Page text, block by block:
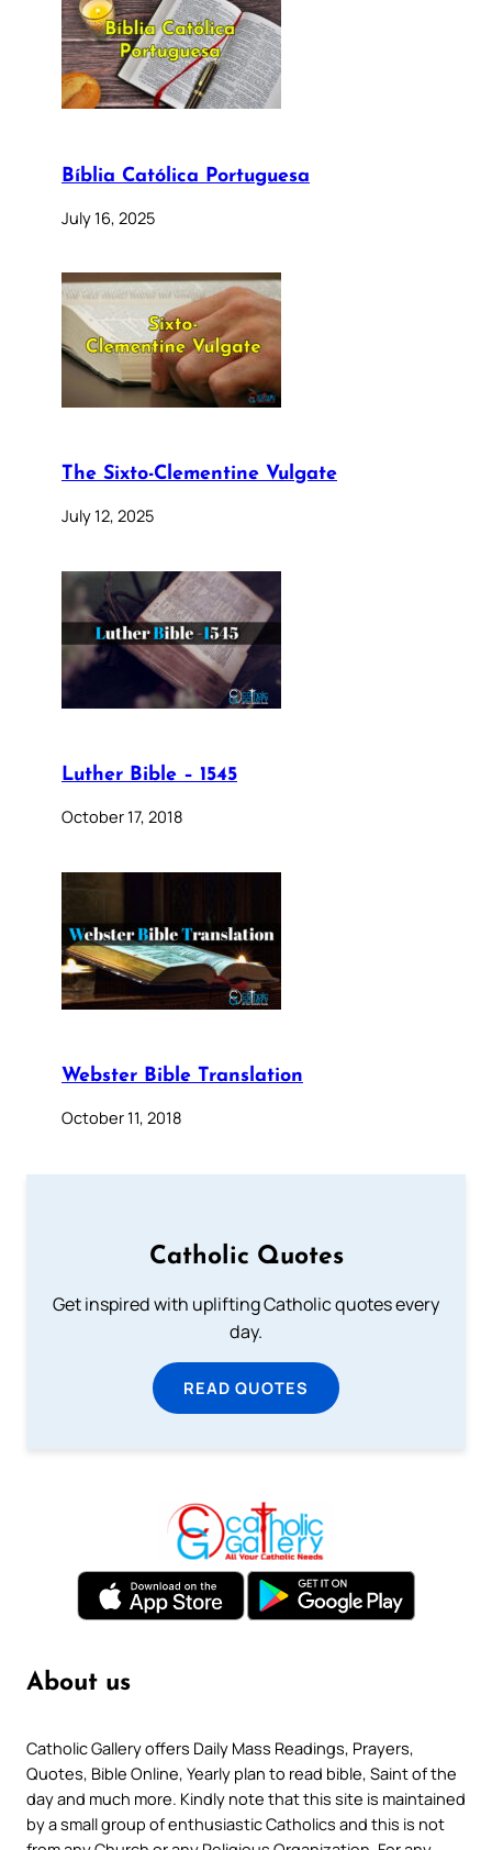
Bíblia Católica Portuguesa
July 16, 2025
The Sixto-Clementine Vulgate
July 12, 2025
Luther Bible – 1545
October 17, 2018
Webster Bible Translation
October 11, 2018
Catholic Quotes
Get inspired with uplifting Catholic quotes every
day.
READ QUOTES
About us
Catholic Gallery offers Daily Mass Readings, Prayers,
Quotes, Bible Online, Yearly plan to read bible, Saint of the
day and much more. Kindly note that this site is maintained
by a small group of enthusiastic Catholics and this is not